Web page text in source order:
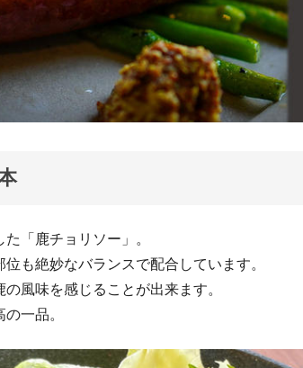
「鹿チョリソー」。
も絶妙なバランスで配合しています。
風味を感じることが出来ます。
一品。